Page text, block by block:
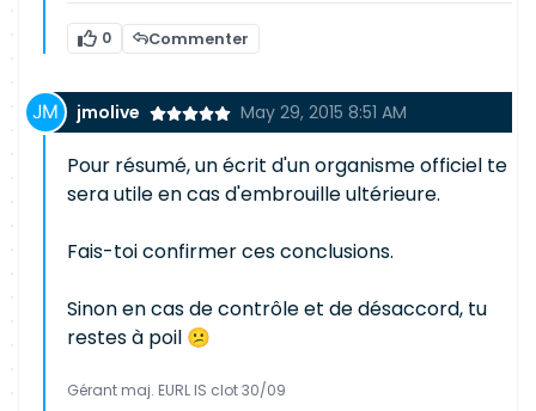
0 Commenter
jmolive May 29, 2015 8:51 AM
Pour résumé, un écrit d'un organisme officiel te
sera utile en cas d'embrouille ultérieure.
Fais-toi confirmer ces conclusions.
Sinon en cas de contrôle et de désaccord, tu
restes à poil 😕
Gérant maj. EURL IS clot 30/09